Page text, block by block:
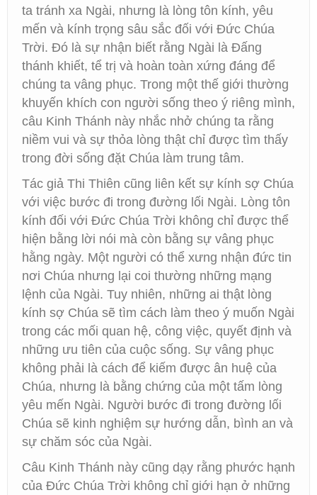
ta tránh xa Ngài, nhưng là lòng tôn kính, yêu
mến và kính trọng sâu sắc đối với Đức Chúa
Trời. Đó là sự nhận biết rằng Ngài là Đấng
thánh khiết, tể trị và hoàn toàn xứng đáng để
chúng ta vâng phục. Trong một thế giới thường
khuyến khích con người sống theo ý riêng mình,
câu Kinh Thánh này nhắc nhở chúng ta rằng
niềm vui và sự thỏa lòng thật chỉ được tìm thấy
trong đời sống đặt Chúa làm trung tâm.
Tác giả Thi Thiên cũng liên kết sự kính sợ Chúa
với việc bước đi trong đường lối Ngài. Lòng tôn
kính đối với Đức Chúa Trời không chỉ được thể
hiện bằng lời nói mà còn bằng sự vâng phục
hằng ngày. Một người có thể xưng nhận đức tin
nơi Chúa nhưng lại coi thường những mạng
lệnh của Ngài. Tuy nhiên, những ai thật lòng
kính sợ Chúa sẽ tìm cách làm theo ý muốn Ngài
trong các mối quan hệ, công việc, quyết định và
những ưu tiên của cuộc sống. Sự vâng phục
không phải là cách để kiếm được ân huệ của
Chúa, nhưng là bằng chứng của một tấm lòng
yêu mến Ngài. Người bước đi trong đường lối
Chúa sẽ kinh nghiệm sự hướng dẫn, bình an và
sự chăm sóc của Ngài.
Câu Kinh Thánh này cũng dạy rằng phước hạnh
của Đức Chúa Trời không chỉ giới hạn ở những